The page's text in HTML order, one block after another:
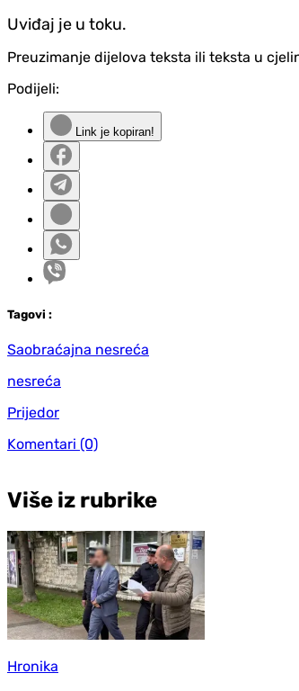
Uviđaj je u toku.
Preuzimanje dijelova teksta ili teksta u
Podijeli:
Link je kopiran!
Tagovi :
Saobraćajna nesreća
nesreća
Prijedor
Komentari (0)
Više iz rubrike
Hronika